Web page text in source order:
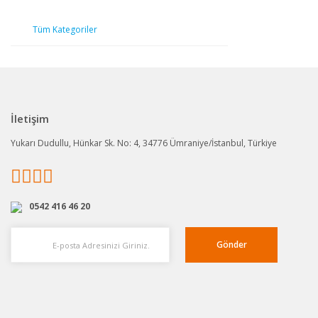
Tüm Kategoriler
İletişim
Yukarı Dudullu, Hünkar Sk. No: 4, 34776 Ümraniye/İstanbul, Türkiye
0542 416 46 20
Gönder